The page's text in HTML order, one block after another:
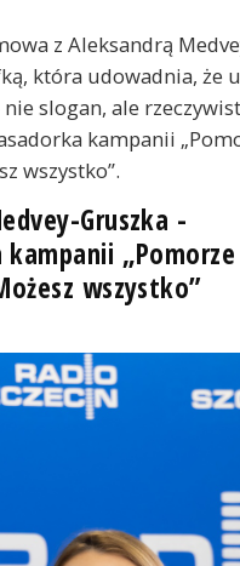
z Aleksandrą
która udowadnia, że
nie slogan, ale
kampanii
wszystko”.
Gruszka -
„Pomorze
wszystko”